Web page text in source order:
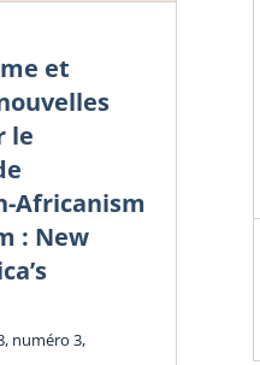
et
le
Africanism
: New
numéro 3,